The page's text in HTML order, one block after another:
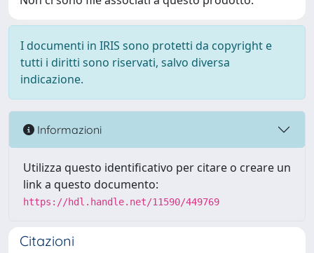
I documenti in IRIS sono protetti da copyright e
tutti i diritti sono riservati, salvo diversa
indicazione.
Informazioni
Utilizza questo identificativo per citare o creare un
link a questo documento:
https://hdl.handle.net/11590/449769
Citazioni